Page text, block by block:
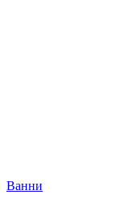
Ванни